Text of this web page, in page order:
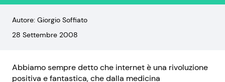
Autore: Giorgio Soffiato
28 Settembre 2008
Abbiamo sempre detto che internet è una rivoluzione
positiva e fantastica, che dalla medicina